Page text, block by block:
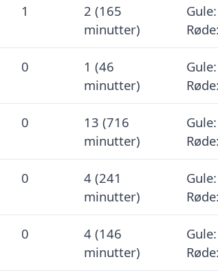
1
2 (165
minutter)
0
1 (46
minutter)
0
13 (716
minutter)
0
4 (241
minutter)
0
4 (146
minutter)